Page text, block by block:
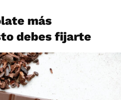
más
debes fijarte